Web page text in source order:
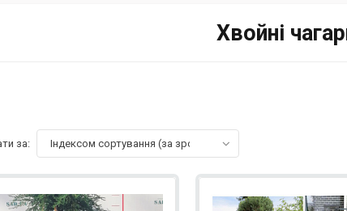
Хвойні
за: Індексом сортування (за зростанням)